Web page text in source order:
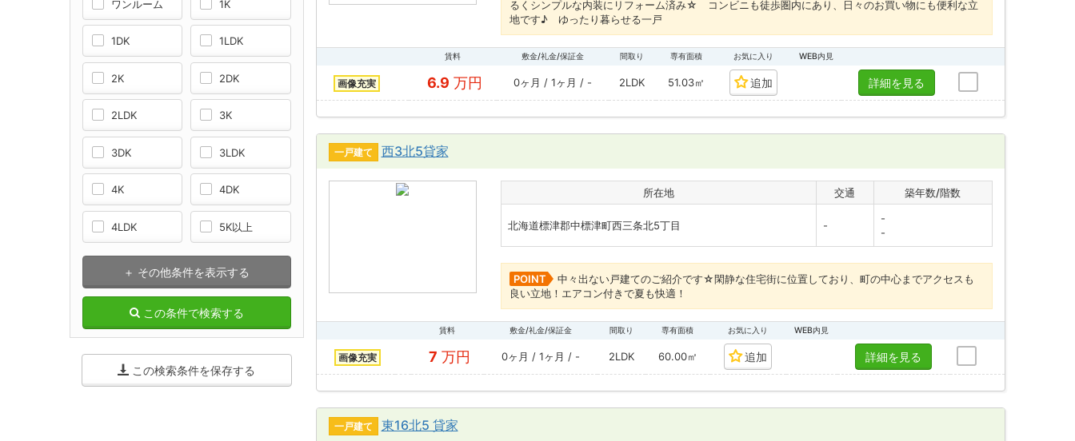
るくシンプルな内装にリフォーム済み☆ コンビニも徒歩圏内にあり、日々のお買い物にも便利な立
地です♪ ゆったり暮らせる一戸
賃料 敷金/礼金/保証金 間取り 専有面積 お気に入り WEB内見
画像充実 6.9 万円 0ヶ月 / 1ヶ月 / - 2LDK 51.03㎡ 追加 詳細を見る
一戸建て 西3北5貸家
所在地 交通 築年数/階数
北海道標津郡中標津町西三条北5丁目 -
-
-
POINT
中々出ない戸建てのご紹介です☆閑静な住宅街に位置しており、町の中心までアクセスも
良い立地！エアコン付きで夏も快適！
賃料 敷金/礼金/保証金 間取り 専有面積 お気に入り WEB内見
画像充実 7 万円 0ヶ月 / 1ヶ月 / - 2LDK 60.00㎡ 追加 詳細を見る
一戸建て 東16北5 貸家
ワンルーム 1K
1DK 1LDK
2K 2DK
2LDK 3K
3DK 3LDK
4K 4DK
4LDK 5K以上
＋ その他条件を表示する
この条件で検索する
この検索条件を保存する